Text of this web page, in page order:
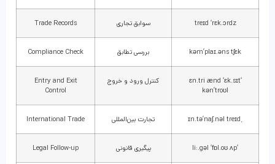
treɪd ‘rɛk.ɔrdz سوابق تجاری Trade Records
kəm’plaɪ.əns tʃɛk بررسی تطابق Compliance Check
‘ɛn.tri ænd ‘ɛk.sɪt
kən’troʊl
کنترل ورود و خروج
Entry and Exit
Control
ˌɪn.tə’naʃ.nəl treɪd تجارت بین‌المللی International Trade
‘li:.gəl ‘fɒl.oʊ ʌp پیگیری قانونی Legal Follow-up